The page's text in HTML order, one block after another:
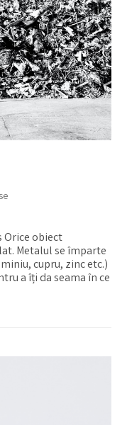
Orice obiect
Metalul se împarte
cupru, zinc etc.)
a îți da seama în ce